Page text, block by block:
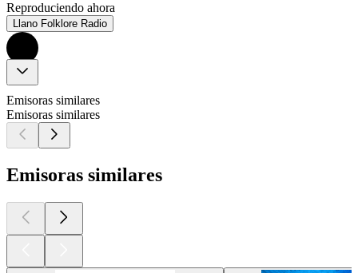
Reproduciendo ahora
Llano Folklore Radio
Emisoras similares
Emisoras similares
Emisoras similares